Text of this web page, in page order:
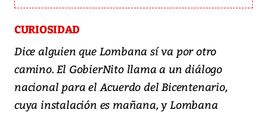
CURIOSIDAD
Dice alguien que Lombana sí va por otro
camino. El GobierNito llama a un diálogo
nacional para el Acuerdo del Bicentenario,
cuya instalación es mañana, y Lombana